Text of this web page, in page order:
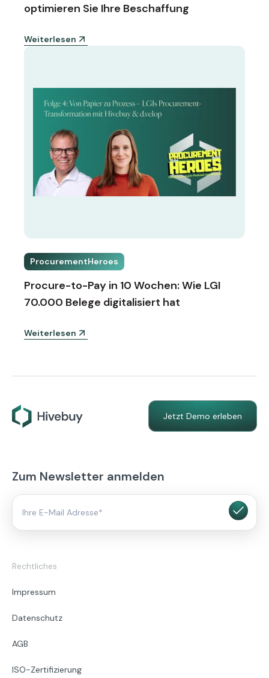
optimieren Sie Ihre Beschaffung
Weiterlesen
ProcurementHeroes
Procure-to-Pay in 10 Wochen: Wie LGI
70.000 Belege digitalisiert hat
Weiterlesen
Jetzt Demo erleben
Rechtliches
Impressum
Datenschutz
AGB
ISO-Zertifizierung
Zum Newsletter anmelden